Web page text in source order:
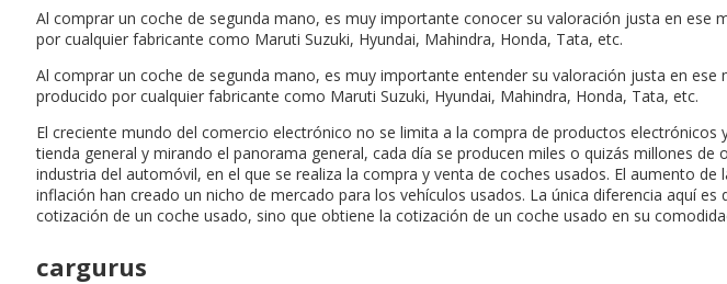
Al comprar un coche de segunda mano, es muy importante conocer su valoración justa en
por cualquier fabricante como Maruti Suzuki, Hyundai, Mahindra, Honda, Tata, etc.
Al comprar un coche de segunda mano, es muy importante entender su valoración justa en
producido por cualquier fabricante como Maruti Suzuki, Hyundai, Mahindra, Honda, Tata, etc.
El creciente mundo del comercio electrónico no se limita a la compra de productos
tienda general y mirando el panorama general, cada día se producen miles o quizás millones
industria del automóvil, en el que se realiza la compra y venta de coches usados. El aumento
inflación han creado un nicho de mercado para los vehículos usados. La única diferencia aquí
cotización de un coche usado, sino que obtiene la cotización de un coche usado en su
cargurus